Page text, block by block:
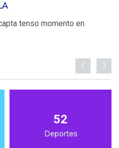
tenso momento en
52
Deportes